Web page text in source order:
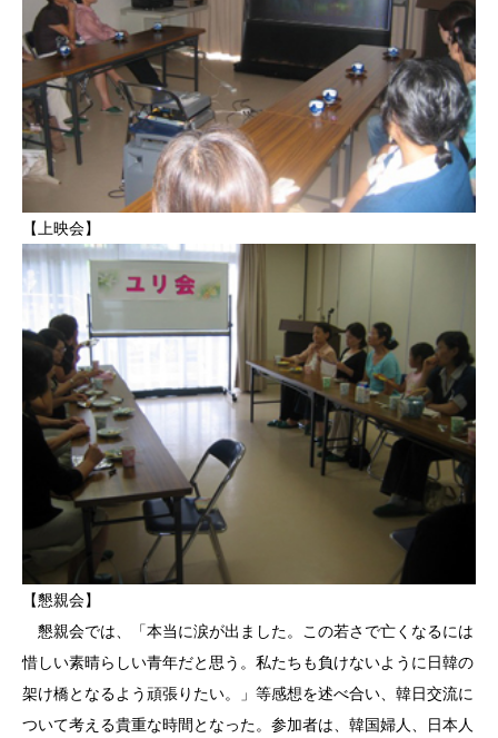
【上映会】
【懇親会】
懇親会では、「本当に涙が出ました。この若さで亡くなるには
惜しい素晴らしい青年だと思う。私たちも負けないように日韓の
架け橋となるよう頑張りたい。」等感想を述べ合い、韓日交流に
ついて考える貴重な時間となった。参加者は、韓国婦人、日本人